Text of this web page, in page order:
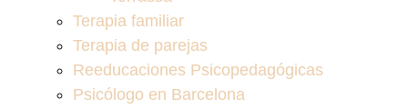
Terapia familiar
Terapia de parejas
Reeducaciones Psicopedagógicas
Psicólogo en Barcelona